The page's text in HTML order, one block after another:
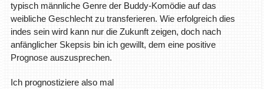
typisch männliche Genre der Buddy-Komödie auf das
weibliche Geschlecht zu transferieren. Wie erfolgreich dies
indes sein wird kann nur die Zukunft zeigen, doch nach
anfänglicher Skepsis bin ich gewillt, dem eine positive
Prognose auszusprechen.
Ich prognostiziere also mal